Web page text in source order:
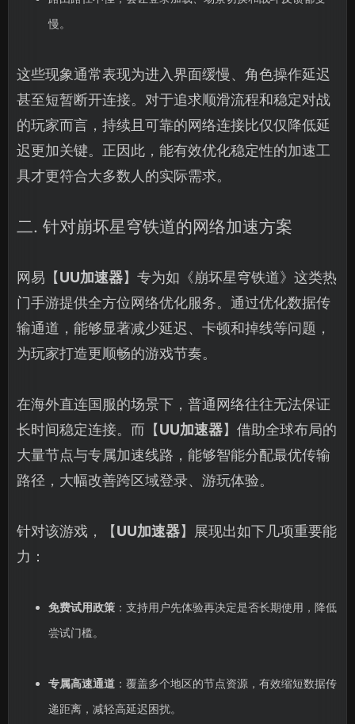
慢。
这些现象通常表现为进入界面缓慢、角色操作延迟
甚至短暂断开连接。对于追求顺滑流程和稳定对战
的玩家而言，持续且可靠的网络连接比仅仅降低延
迟更加关键。正因此，能有效优化稳定性的加速工
具才更符合大多数人的实际需求。
二. 针对崩坏星穹铁道的网络加速方案
网易【UU加速器】专为如《崩坏星穹铁道》这类热
门手游提供全方位网络优化服务。通过优化数据传
输通道，能够显著减少延迟、卡顿和掉线等问题，
为玩家打造更顺畅的游戏节奏。
在海外直连国服的场景下，普通网络往往无法保证
长时间稳定连接。而【UU加速器】借助全球布局的
大量节点与专属加速线路，能够智能分配最优传输
路径，大幅改善跨区域登录、游玩体验。
针对该游戏，【UU加速器】展现出如下几项重要能
力：
免费试用政策：支持用户先体验再决定是否长期使用，降低
尝试门槛。
专属高速通道：覆盖多个地区的节点资源，有效缩短数据传
递距离，减轻高延迟困扰。